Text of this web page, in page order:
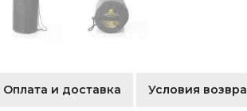
Оплата и доставка Условия